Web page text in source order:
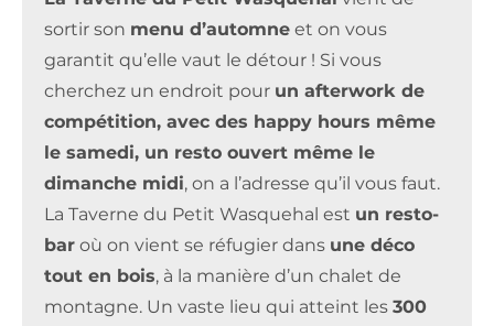
sortir son menu d’automne et on vous
garantit qu’elle vaut le détour ! Si vous
cherchez un endroit pour un afterwork de
compétition, avec des happy hours même
le samedi, un resto ouvert même le
dimanche midi, on a l’adresse qu’il vous faut.
La Taverne du Petit Wasquehal est un resto-
bar où on vient se réfugier dans une déco
tout en bois, à la manière d’un chalet de
montagne. Un vaste lieu qui atteint les 300